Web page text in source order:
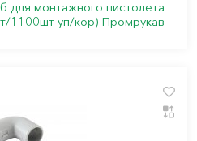
для монтажного пистолета
1100шт уп/кор) Промрукав